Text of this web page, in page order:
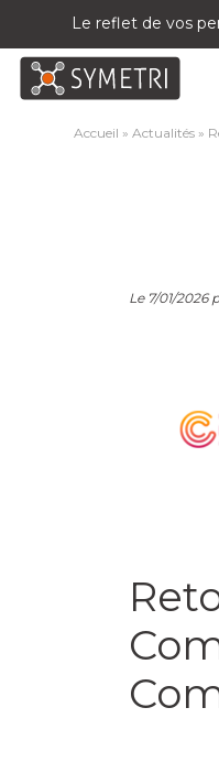
Le reflet de vos
Accueil »Actualités »
Le 7/01/2026